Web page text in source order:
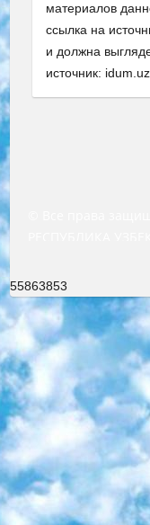
материалов
ссылка на
и должна
источник: idum.uz
55863853